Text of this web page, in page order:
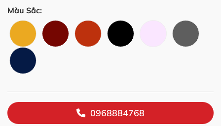
Màu Sắc:
0968884768